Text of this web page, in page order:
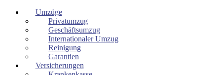
Umzüge
Privatumzug
Geschäftsumzug
Internationaler Umzug
Reinigung
Garantien
Versicherungen